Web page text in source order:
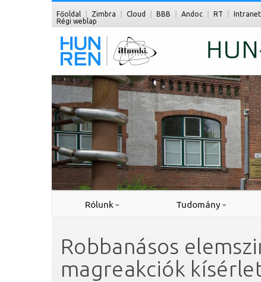
Főoldal Zimbra Cloud BBB Andoc RT Intranet
Régi weblap
Rólunk Tudomány
Robbanásos
magreakciók